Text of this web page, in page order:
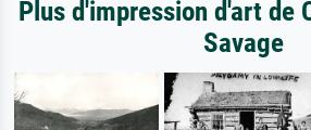
Plus d'impression d'art de
Savage